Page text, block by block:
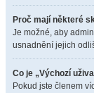
Proč mají některé
Je možné, aby
usnadnění jejich
Co je „Výchozí
Pokud jste členem